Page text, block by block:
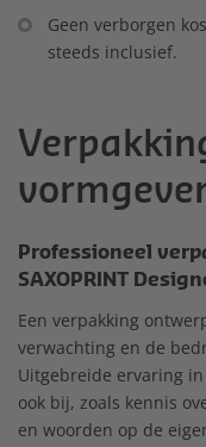
Geen verborgen
steeds inclusief.
Professioneel
SAXOPRINT
Een verpakking
verwachting en de
Uitgebreide ervaring
ook bij, zoals kennis
en woorden op de